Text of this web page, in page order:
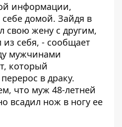
информации,
домой. Зайдя в
свою жену с другим,
себя, - сообщает
мужчинами
который
в драку.
что муж 48-летней
всадил нож в ногу ее